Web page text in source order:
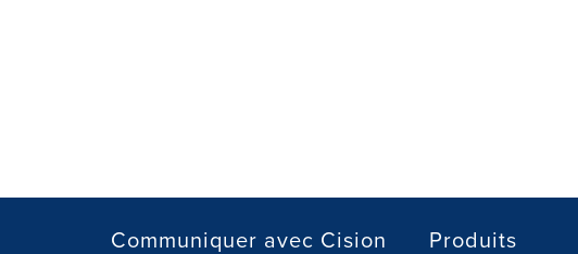
Communiquer avec Cision Produits